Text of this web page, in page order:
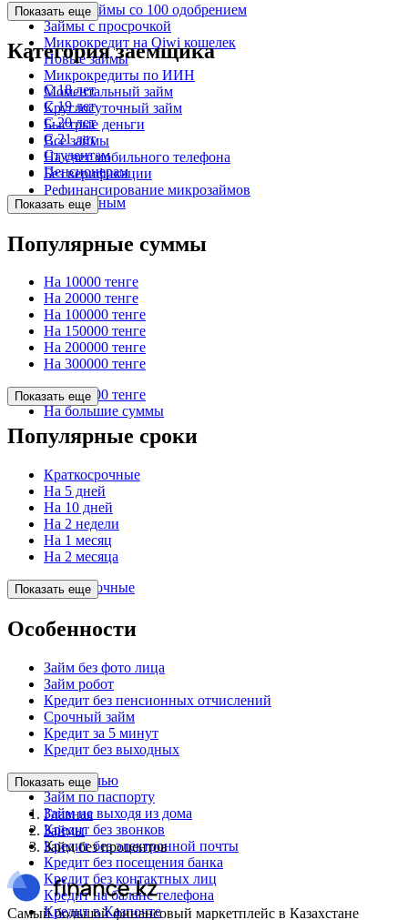
Микрозаймы со 100 одобрением
Займы с просрочкой
Микрокредит на Qiwi кошелек
Новые займы
Микрокредиты по ИИН
Моментальный займ
Круглосуточный займ
Быстрые деньги
Все займы
На счет мобильного телефона
Без верификации
Рефинансирование микрозаймов
Показать еще
Категория заемщика
С 18 лет
С 19 лет
С 20 лет
С 21 лет
Студентам
Пенсионерам
Безработным
Показать еще
Популярные суммы
На 10000 тенге
На 20000 тенге
На 100000 тенге
На 150000 тенге
На 200000 тенге
На 300000 тенге
На 500000 тенге
На большие суммы
Показать еще
Популярные сроки
Краткосрочные
На 5 дней
На 10 дней
На 2 недели
На 1 месяц
На 2 месяца
Долгосрочные
Показать еще
Особенности
Займ без фото лица
Займ робот
Кредит без пенсионных отчислений
Срочный займ
Кредит за 5 минут
Кредит без выходных
Займ ночью
Займ по паспорту
Займ не выходя из дома
Кредит без звонков
Кредит без электронной почты
Кредит без посещения банка
Кредит без контактных лиц
Кредит на баланс телефона
Кредит в Казпочте
Показать еще
Главная
Займы
Займ без процентов
Самый большой финансовый маркетплейс в Казахстане